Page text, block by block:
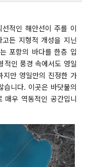
적인 해안선이 주를 이
든 지형적 개성을 지닌
포항의 바다를 한층 입
적인 풍경 속에서도 영일
지만 영일만의 진정한 가
니다. 이곳은 바닷물의
매우 역동적인 공간입니